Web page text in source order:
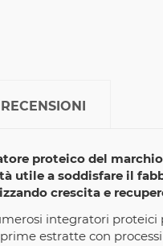
RECENSIONI
proteico del
utile a soddisfare il
crescita e
integratori
estratte con